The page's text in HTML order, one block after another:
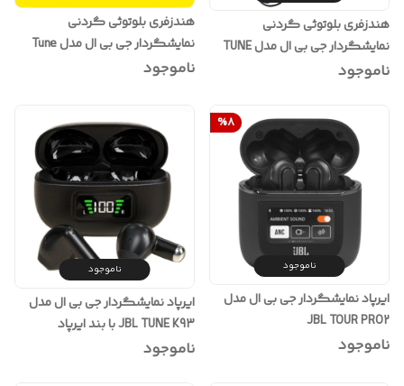
هندزفری بلوتوثی گردنی
نمایشگردار جی بی ال مدل TUNE
K02
ناموجود
هندزفری بلوتوثی گردنی
نمایشگردار جی بی ال مدل Tune
KG-100
ناموجود
%8
ناموجود
ایرپاد نمایشگردار جی بی ال مدل
JBL TOUR PRO2
ناموجود
ناموجود
ایرپاد نمایشگردار جی بی ال مدل
JBL TUNE K93 با بند ایرپاد
ناموجود